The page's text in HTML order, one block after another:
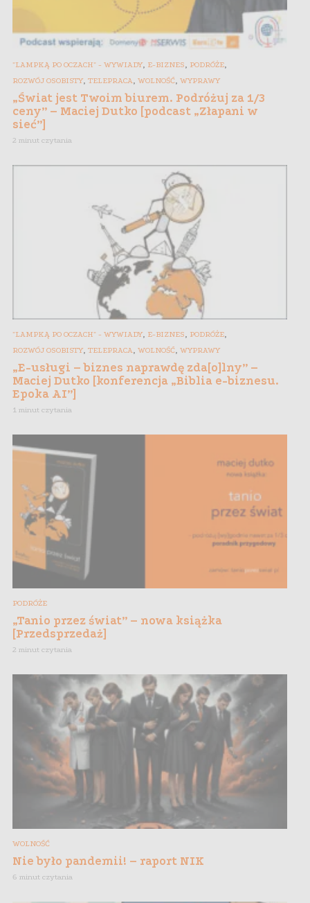
"LAMPKĄ PO OCZACH" - WYWIADY, E-BIZNES, PODRÓŻE,
ROZWÓJ OSOBISTY, TELEPRACA, WOLNOŚĆ, WYPRAWY
„Świat jest Twoim biurem. Podróżuj za 1/3
ceny” – Maciej Dutko [podcast „Złapani w
sieć”]
2 minut czytania
"LAMPKĄ PO OCZACH" - WYWIADY, E-BIZNES PODRÓŻE
ROZWÓJ OSOBISTY, TELEPRACA WOLNOŚĆ WYPRAWY
„E-usługi – biznes naprawdę zda[o]lny” –
Maciej Dutko [konferencja „Biblia e-biznesu.
Epoka AI”]
1 minut czytania
PODRÓŻE
„Tanio przez świat” – nowa książka
[Przedsprzedaż]
2 minut czytania
WOLNOŚĆ
Nie było pandemii! – raport NIK
6 minut czytania